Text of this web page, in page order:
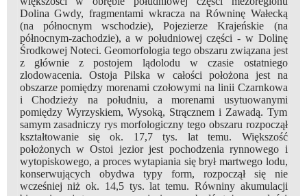
Dolina Gwdy, fragmentami wkracza na Równinę Wałecką
(na północnym wschodzie), Pojezierze Krajeńskie (na
północnym-zachodzie), a w południowej części - w Dolinę
Środkowej Noteci. Geomorfologia tego obszaru związana jest
z głównie z postojem lądolodu w czasie ostatniego
zlodowacenia. Ostoja Pilska w całości położona jest na
obszarze pomiędzy morenami czołowymi na linii Czarnkowa
i Chodzieży na południu, a morenami usytuowanymi
pomiędzy Wyrzyskiem, Wysoką, Strącznem i Zawadą. Tym
samym zasadniczy rys morfologiczny tego obszaru rozpoczął
kształtowanie się ok. 17,7 tys. lat temu. Większość
położonych w Ostoi jezior jest pochodzenia rynnowego i
wytopiskowego, a proces wytapiania się brył martwego lodu,
konserwujących obydwa typy form, rozpoczął się nie
wcześniej niż ok. 14,5 tys. lat temu. Równiny akumulacji